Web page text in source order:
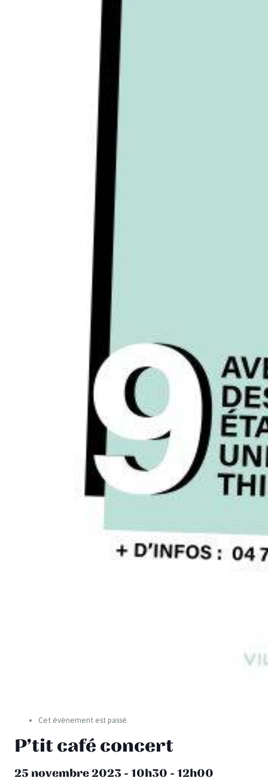
Cet évènement est passé.
P’tit café concert
25 novembre 2023 - 10h30 - 12h00